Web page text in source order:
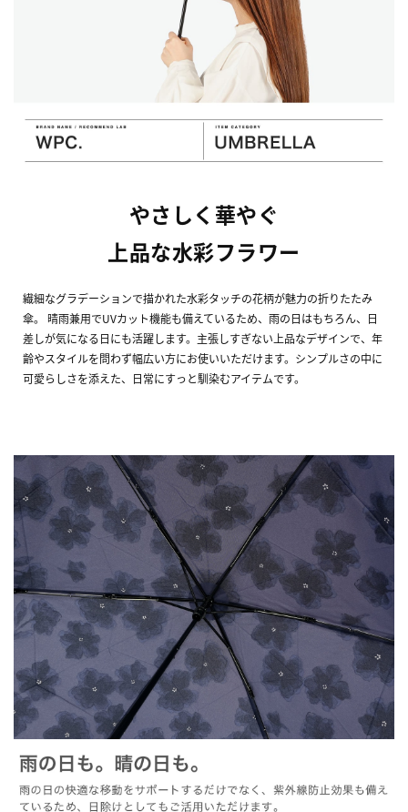
やさしく華やぐ
上品な水彩フラワー
繊細なグラデーションで描かれた水彩タッチの花柄が魅力の折りたたみ
傘。 晴雨兼用でUVカット機能も備えているため、雨の日はもちろん、日
差しが気になる日にも活躍します。主張しすぎない上品なデザインで、年
齢やスタイルを問わず幅広い方にお使いいただけます。シンプルさの中に
可愛らしさを添えた、日常にすっと馴染むアイテムです。